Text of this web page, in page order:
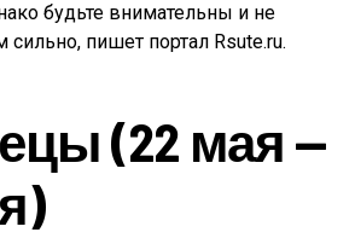
будьте внимательны и не
пишет портал Rsute.ru.
(22 мая —